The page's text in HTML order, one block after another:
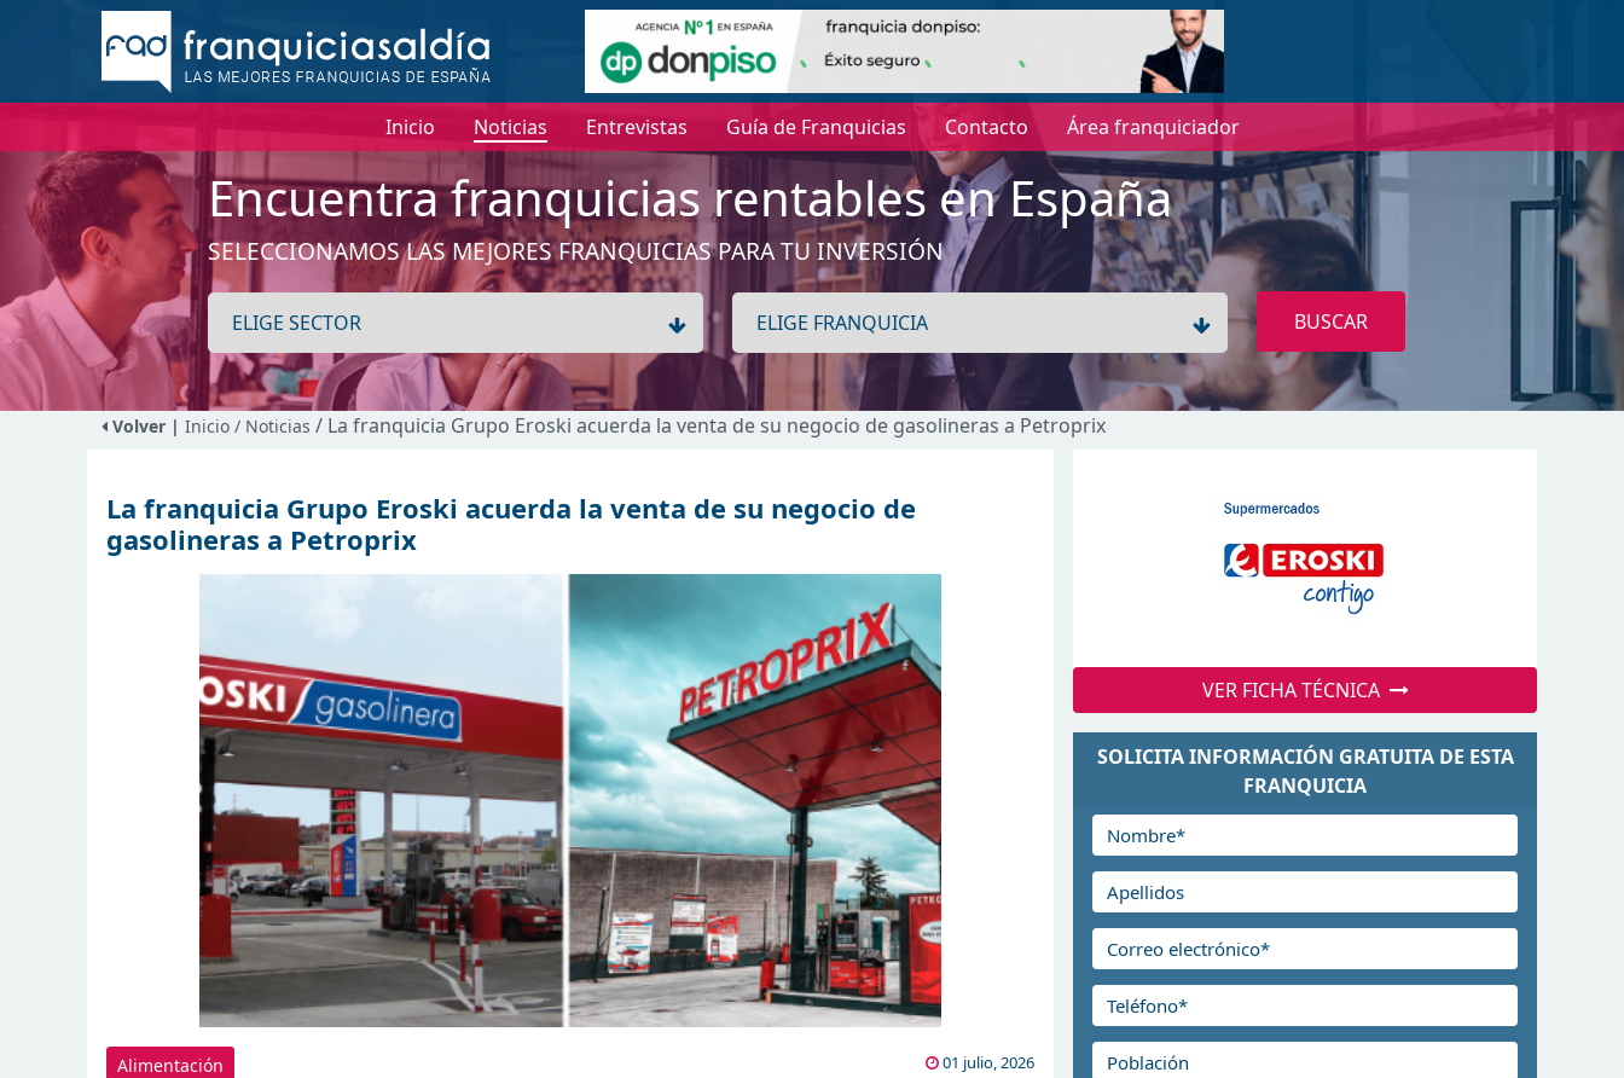
Inicio Noticias Entrevistas Guía de Franquicias Contacto Área franquiciador
Encuentra franquicias rentables en España
SELECCIONAMOS LAS MEJORES FRANQUICIAS PARA TU INVERSIÓN
BUSCAR
Volver | Inicio / Noticias / La franquicia Grupo Eroski acuerda la venta de su negocio de gasolineras a Petroprix
La franquicia Grupo Eroski acuerda la venta de su negocio de
gasolineras a Petroprix
Alimentación 01 julio, 2026
VER FICHA TÉCNICA
SOLICITA INFORMACIÓN GRATUITA DE ESTA
FRANQUICIA